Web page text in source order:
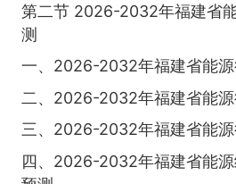
第二节 2026-2032年福建省
测
一、2026-2032年福建省能
二、2026-2032年福建省能
三、2026-2032年福建省能源
四、2026-2032年福建省能